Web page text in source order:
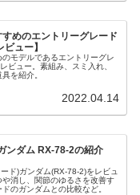
めのエントリーグレード
ュー】
モデルであるエントリーグレ
ビュー。素組み、スミ入れ、
を紹介。
2022.04.14
ンダム RX-78-2の紹介
ド)ガンダム(RX-78-2)をレビュ
消し、関節のゆるさを改善す
のガンダムとの比較など。